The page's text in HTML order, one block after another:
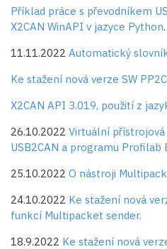
Příklad práce s převodníkem
X2CAN WinAPI v jazyce Python.
11.11.2022 Automatický
Ke stažení nová verze SW
X2CAN API 3.019, použití z
26.10.2022 Virtuální
USB2CAN a programu Profilab
25.10.2022 O nástroji
24.10.2022 Ke stažení nová
funkcí Multipacket sender.
18.9.2022 Ke stažení nová